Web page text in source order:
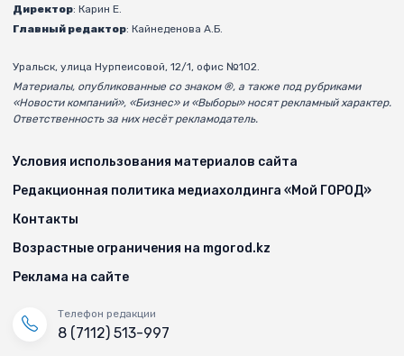
Директор: Карин Е.
Главный редактор: Кайнеденова А.Б.
Уральск, улица Нурпеисовой, 12/1, офис №102.
Материалы, опубликованные со знаком ®, а также под рубриками
«Новости компаний», «Бизнес» и «Выборы» носят рекламный характер.
Ответственность за них несёт рекламодатель.
Условия использования материалов сайта
Редакционная политика медиахолдинга «Мой ГОРОД»
Контакты
Возрастные ограничения на mgorod.kz
Реклама на сайте
Телефон редакции
8 (7112) 513-997